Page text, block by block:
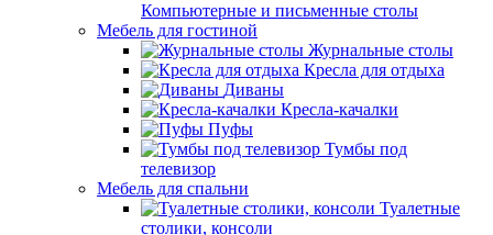
Компьютерные и письменные столы
Мебель для гостиной
Журнальные столы
Кресла для отдыха
Диваны
Кресла-качалки
Пуфы
Тумбы под
телевизор
Мебель для спальни
Туалетные
столики, консоли